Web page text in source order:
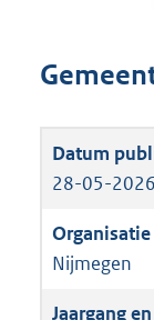
28-05-
Nijmegen